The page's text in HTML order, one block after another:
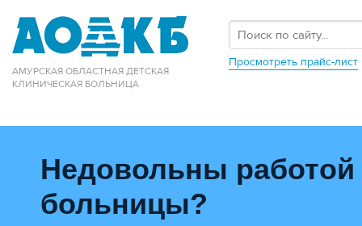
АМУРСКАЯ ОБЛАСТНАЯ ДЕТСКАЯ
КЛИНИЧЕСКАЯ БОЛЬНИЦА
Просмотреть прайс-лист
Недовольны работой
больницы?